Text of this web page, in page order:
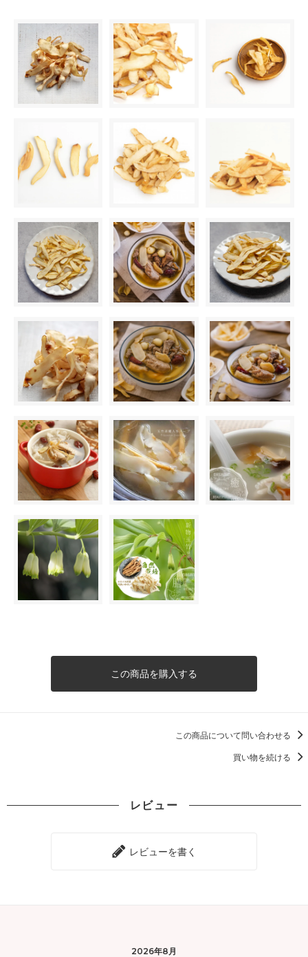
この商品を購入する
この商品について問い合わせる
買い物を続ける
レビュー
レビューを書く
2026年8月